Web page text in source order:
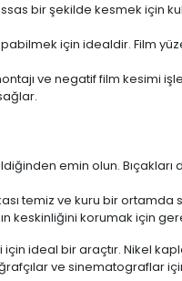
bir şekilde kesmek için
için idealdir. Film
ve negatif film kesimi
emin olun.
temiz ve kuru bir
keskinliğini korumak için
ideal bir araçtır. Nikel
ve sinematograflar